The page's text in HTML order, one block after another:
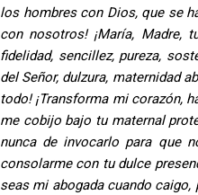
los hombres con Dios, que se
con nosotros! ¡María, Madre,
fidelidad, sencillez, pureza,
del Señor, dulzura, maternidad
todo! ¡Transforma mi corazón,
me cobijo bajo tu maternal
nunca de invocarlo para que
consolarme con tu dulce
seas mi abogada cuando caigo,